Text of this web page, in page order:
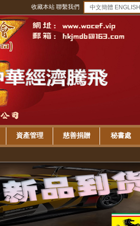
收藏本站 聯繫我們 中文簡體 ENGLISH
資產管理 慈善捐贈 秘書處